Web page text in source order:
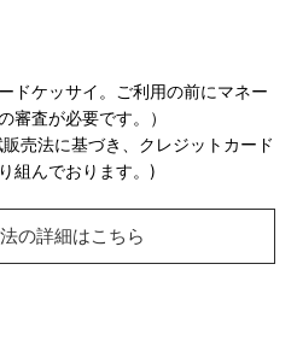
ドケッサイ。ご利用の前にマネー
審査が必要です。）
売法に基づき、クレジットカード
組んでおります。)
の詳細はこちら